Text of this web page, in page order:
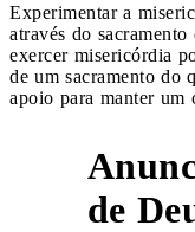
Experimentar a
através do
exercer misericórdia
de um sacramento do
apoio para manter um
de